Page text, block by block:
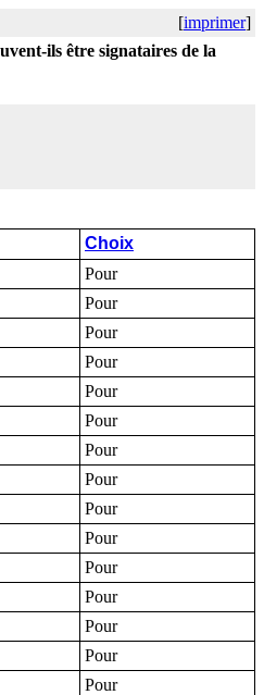
[imprimer]
ils être signataires de la
Choix
Pour
Pour
Pour
Pour
Pour
Pour
Pour
Pour
Pour
Pour
Pour
Pour
Pour
Pour
Pour